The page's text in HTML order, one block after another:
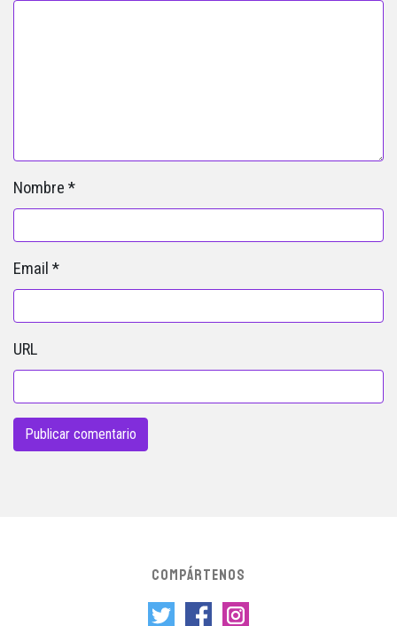
Nombre *
Email *
URL
COMPÁRTENOS